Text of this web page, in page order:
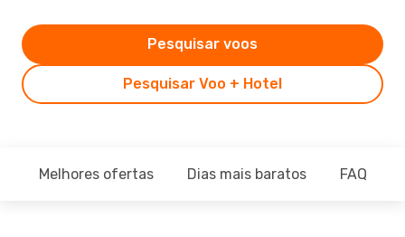
Pesquisar Voo + Hotel
Pesquisar voos
Melhores ofertas Dias mais baratos FAQ